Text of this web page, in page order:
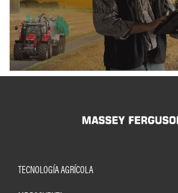
TECNOLOGÍA AGRÍCOLA